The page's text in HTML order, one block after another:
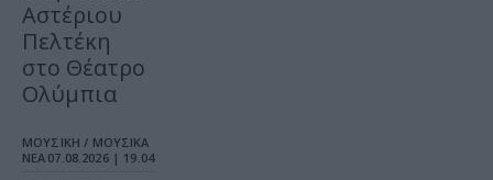
Αστέριου
Πελτέκη
στο Θέατρο
Ολύμπια
ΜΟΥΣΙΚΗ / ΜΟΥΣΙΚΑ
ΝΕΑ 07.08.2026 | 19.04